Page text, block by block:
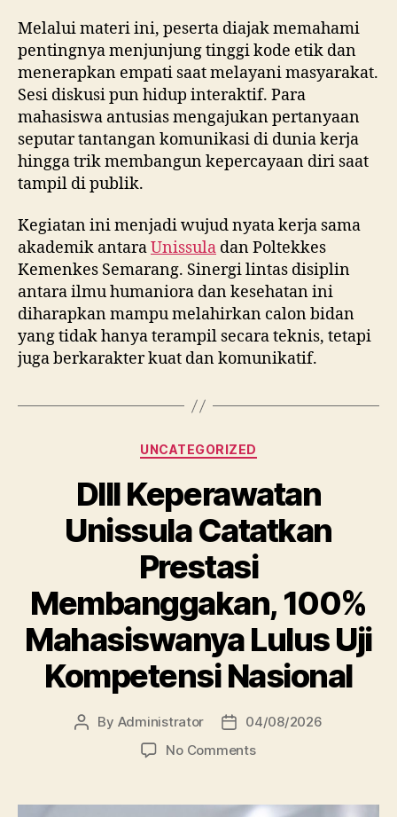
Melalui materi ini, peserta diajak memahami
pentingnya menjunjung tinggi kode etik dan
menerapkan empati saat melayani masyarakat.
Sesi diskusi pun hidup interaktif. Para
mahasiswa antusias mengajukan pertanyaan
seputar tantangan komunikasi di dunia kerja
hingga trik membangun kepercayaan diri saat
tampil di publik.
Kegiatan ini menjadi wujud nyata kerja sama
akademik antaraUnissula dan Poltekkes
Kemenkes Semarang. Sinergi lintas disiplin
antara ilmu humaniora dan kesehatan ini
diharapkan mampu melahirkan calon bidan
yang tidak hanya terampil secara teknis, tetapi
juga berkarakter kuat dan komunikatif.
Categories
UNCATEGORIZED
DIII Keperawatan
Unissula Catatkan
Prestasi
Membanggakan, 100%
Mahasiswanya Lulus Uji
Kompetensi Nasional
Post
By Administrator
Post04/08/2026
No Commentson
Unissula